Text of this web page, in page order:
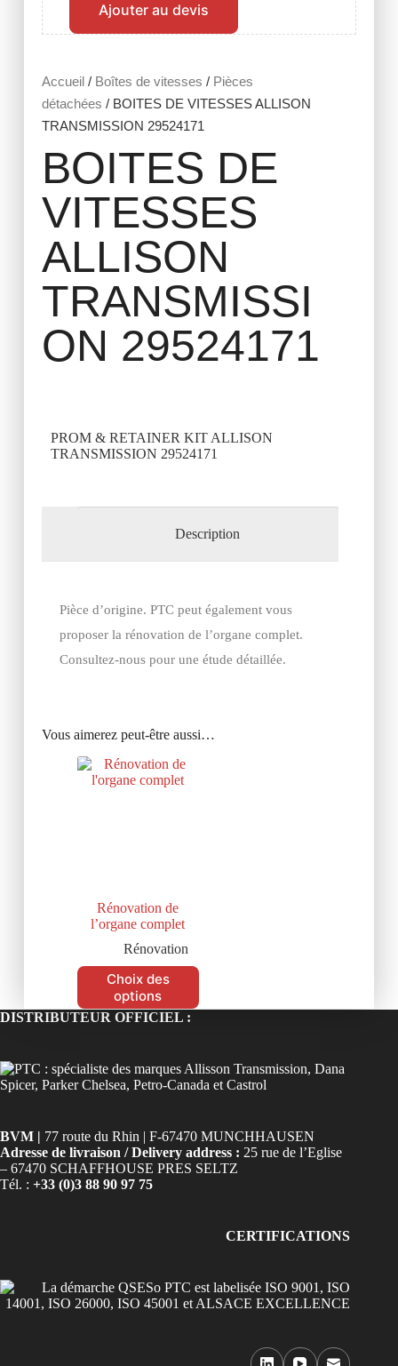
Accueil/ Boîtes de vitesses / Pièces
détachées / BOITES DE VITESSES ALLISON
TRANSMISSION 29524171
BOITES DE
VITESSES
ALLISON
TRANSMISSI
ON 29524171
PROM & RETAINER KIT ALLISON
TRANSMISSION 29524171
Description
Pièce d’origine. PTC peut également vous
proposer la rénovation de l’organe complet.
Consultez-nous pour une étude détaillée.
Vous aimerez peut-être aussi…
Rénovation de
l’organe complet
Rénovation
Choix des
options
Ajouter au devis
DISTRIBUTEUR OFFICIEL :
BVM | 77 route du Rhin | F-67470 MUNCHHAUSEN
Adresse de livraison / Delivery address : 25 rue de l’Eglise
– 67470 SCHAFFHOUSE PRES SELTZ
Tél. : +33 (0)3 88 90 97 75
CERTIFICATIONS